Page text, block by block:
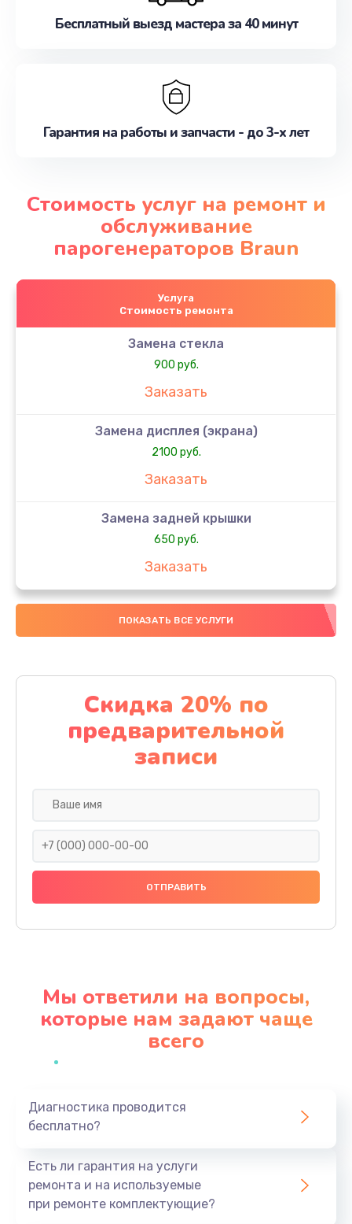
Бесплатный выезд мастера за 40 минут
Гарантия на работы и запчасти - до 3-х лет
Стоимость услуг на ремонт и
обслуживание
парогенераторов Braun
Услуга
Стоимость ремонта
Замена стекла
900 руб.
Заказать
Замена дисплея (экрана)
2100 руб.
Заказать
Замена задней крышки
650 руб.
Заказать
Замена аккумулятора
4000 руб.
Замена материнской платы
1100 руб.
Заказать
Замена праймера
1000 руб.
Заказать
Профилактическая чистка
Заказать
ПОКАЗАТЬ ВСЕ УСЛУГИ
Скидка 20% по
предварительной
записи
Мы ответили на вопросы,
которые нам задают чаще
всего
Диагностика проводится
бесплатно?
Есть ли гарантия на услуги
ремонта и на используемые
при ремонте комплектующие?